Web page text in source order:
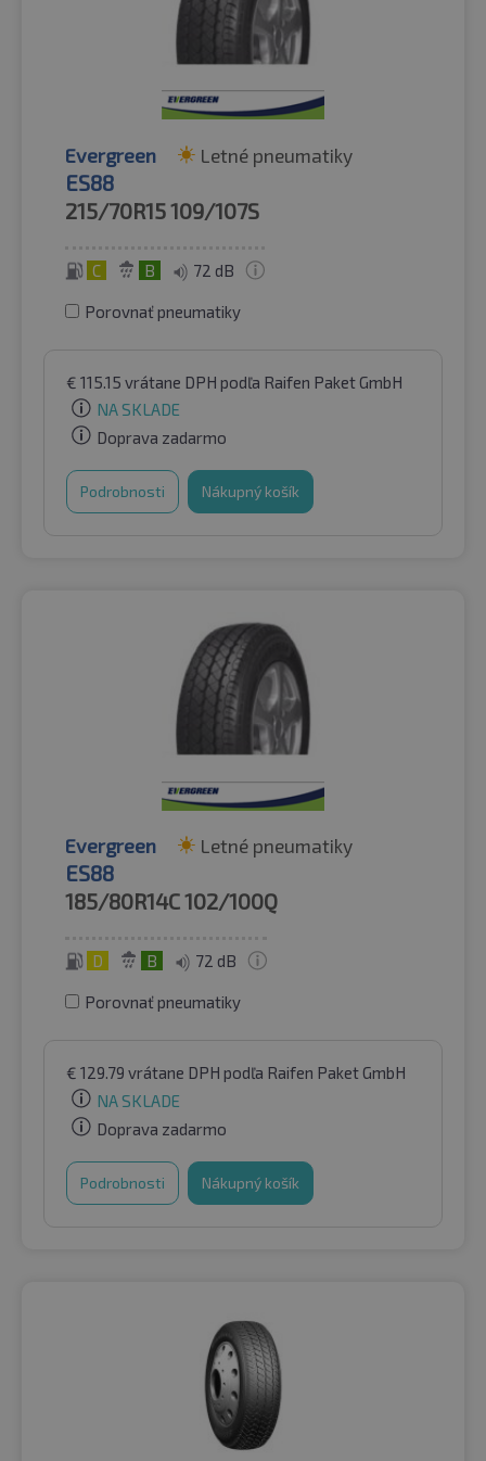
Evergreen Letné pneumatiky
ES88
215/70R15109/107S
C B 72 dB
Porovnať pneumatiky
€ 115.15 vrátane DPH podľa Raifen Paket GmbH
NA SKLADE
Doprava zadarmo
Podrobnosti Nákupný košík
Evergreen Letné pneumatiky
ES88
185/80R14C102/100Q
D B 72 dB
Porovnať pneumatiky
€ 129.79 vrátane DPH podľa Raifen Paket GmbH
NA SKLADE
Doprava zadarmo
Podrobnosti Nákupný košík